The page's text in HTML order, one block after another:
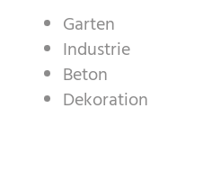
Garten
Industrie
Beton
Dekoration